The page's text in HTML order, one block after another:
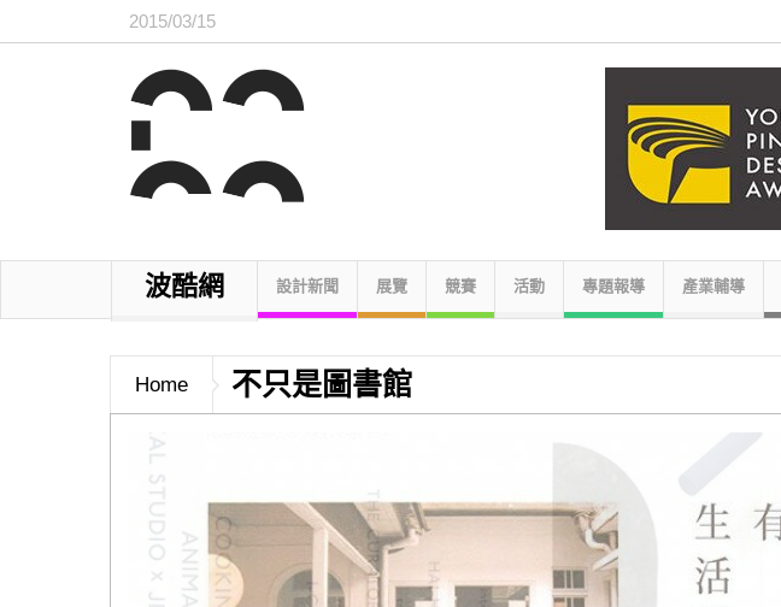
2015/03/15
波酷網 設計新聞 展覽 競賽 活動 專題報導 產業輔導
Home 不只是圖書館